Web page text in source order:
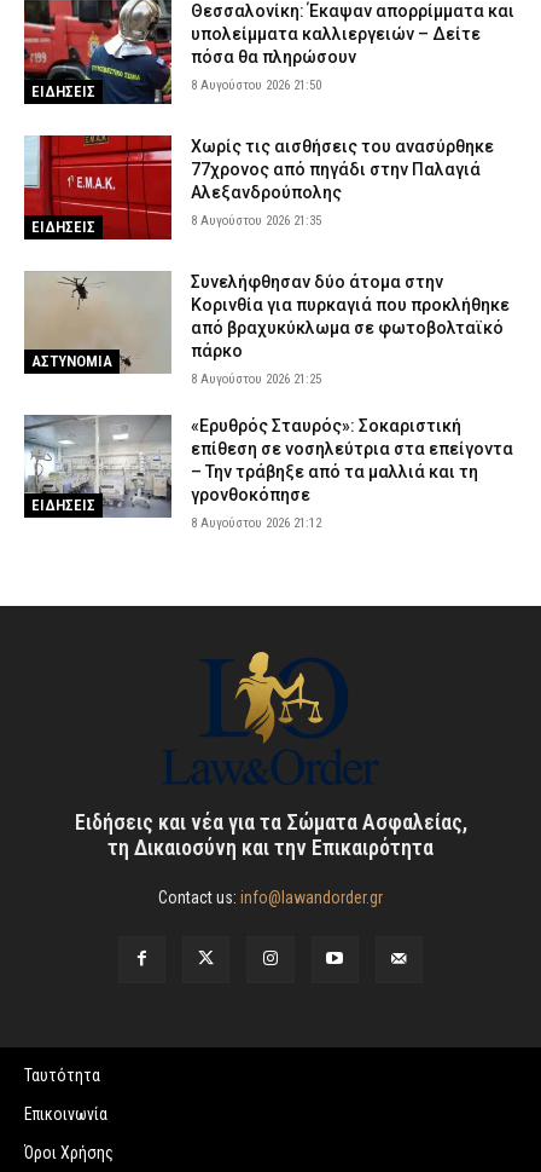
ΕΙΔΗΣΕΙΣ
Θεσσαλονίκη: Έκαψαν απορρίμματα και
υπολείμματα καλλιεργειών – Δείτε
πόσα θα πληρώσουν
8 Αυγούστου 2026 21:50
ΕΙΔΗΣΕΙΣ
Χωρίς τις αισθήσεις του ανασύρθηκε
77χρονος από πηγάδι στην Παλαγιά
Αλεξανδρούπολης
8 Αυγούστου 2026 21:35
ΑΣΤΥΝΟΜΙΑ
Συνελήφθησαν δύο άτομα στην
Κορινθία για πυρκαγιά που προκλήθηκε
από βραχυκύκλωμα σε φωτοβολταϊκό
πάρκο
8 Αυγούστου 2026 21:25
ΕΙΔΗΣΕΙΣ
«Ερυθρός Σταυρός»: Σοκαριστική
επίθεση σε νοσηλεύτρια στα επείγοντα
– Την τράβηξε από τα μαλλιά και τη
γρονθοκόπησε
8 Αυγούστου 2026 21:12
Ειδήσεις και νέα για τα Σώματα Ασφαλείας,
τη Δικαιοσύνη και την Επικαιρότητα
Contact us: info@lawandorder.gr
Ταυτότητα
Επικοινωνία
Όροι Χρήσης